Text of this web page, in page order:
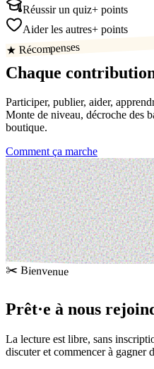
Réussir un quiz+ points
Aider les autres+ points
★ Récompenses
Chaque
Participer, publier, aider,
Monte de niveau, décroche des
boutique.
Comment ça marche
✂️ Bienvenue
Prêt·e à nous
La lecture est libre, sans
discuter et commencer à gagner